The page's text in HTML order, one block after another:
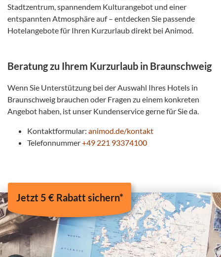
Stadtzentrum, spannendem Kulturangebot und einer
entspannten Atmosphäre auf – entdecken Sie passende
Hotelangebote für Ihren Kurzurlaub direkt bei Animod.
Beratung zu Ihrem Kurzurlaub in Braunschweig
Wenn Sie Unterstützung bei der Auswahl Ihres Hotels in
Braunschweig brauchen oder Fragen zu einem konkreten
Angebot haben, ist unser Kundenservice gerne für Sie da.
Kontaktformular: animod.de/kontakt
Telefonnummer+49 221 93374100
Jetzt 5 € Rabatt sichern*